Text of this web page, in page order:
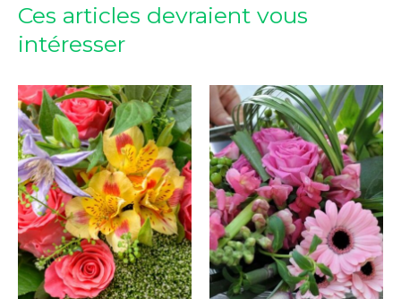
Ces articles devraient vous
intéresser